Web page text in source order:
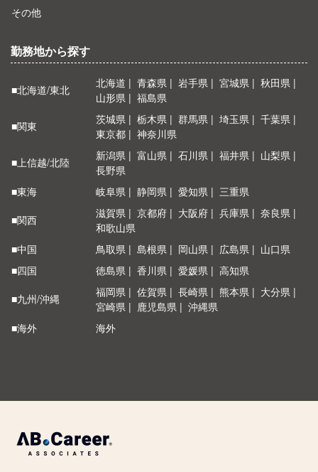
その他
勤務地から探す
■北海道/東北 北海道 青森県 岩手県 宮城県
秋田県
山形県
福島県
■関東
茨城県 栃木県 群馬県 埼玉県
千葉県
東京都
神奈川県
■上信越/北陸
新潟県 富山県 石川県 福井県
山梨県
長野県
■東海
岐阜県 静岡県 愛知県
三重県
■関西
滋賀県 京都府 大阪府 兵庫県
奈良県
和歌山県
■中国
鳥取県 島根県 岡山県 広島県
山口県
■四国
徳島県 香川県 愛媛県
高知県
■九州/沖縄
福岡県 佐賀県 長崎県 熊本県
大分県
宮崎県
鹿児島県
沖縄県
■海外
海外